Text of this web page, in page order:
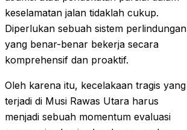
keselamatan jalan tidaklah cukup.
Diperlukan sebuah sistem perlindungan
yang benar-benar bekerja secara
komprehensif dan proaktif.
Oleh karena itu, kecelakaan tragis yang
terjadi di Musi Rawas Utara harus
menjadi sebuah momentum evaluasi